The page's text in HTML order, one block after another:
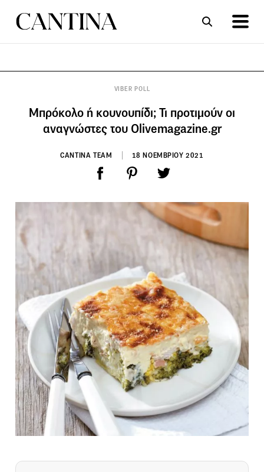
VIBER POLL
Μπρόκολο ή κουνουπίδι; Τι προτιμούν οι
αναγνώστες του Olivemagazine.gr
CANTINA TEAM 18 ΝΟΕΜΒΡΙΟΥ 2021